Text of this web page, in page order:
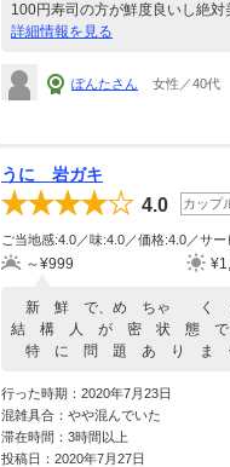
100円寿司の方が鮮度良いし絶対
詳細情報を見る
ぽんたさん 女性／40代
うに 岩ガキ
4.0 カップ
ご当地感:4.0／味:4.0／価格:4.0／サ
～¥999
新 鮮 で、め ちゃ く
結 構 人 が 密 状 態
特 に 問 題 あ り ま
行った時期：2020年7月23日
混雑具合：やや混んでいた
滞在時間：3時間以上
投稿日：2020年7月27日